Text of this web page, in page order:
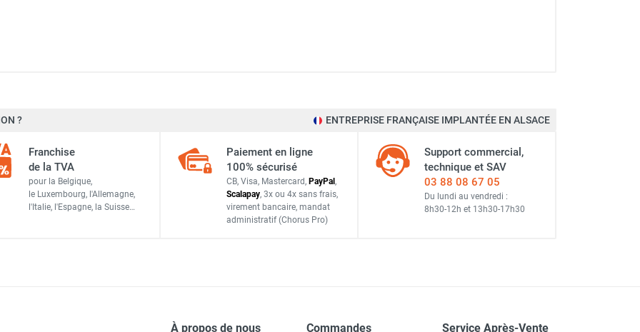
Axelair
? ENTREPRISE FRANÇAISE IMPLANTÉE EN ALSACE
Franchise
de la TVA
pour la Belgique,
le Luxembourg, l'Allemagne,
l'Italie, l'Espagne, la Suisse…
Paiement en ligne
100% sécurisé
CB, Visa, Mastercard, PayPal ,
Scalapay, 3x ou 4x sans frais,
virement bancaire, mandat
administratif (Chorus Pro)
Support commercial,
technique et SAV
03 88 08 67 05
Du lundi au vendredi :
8h30-12h et 13h30-17h30
À propos de nous Commandes Service Après-Vente